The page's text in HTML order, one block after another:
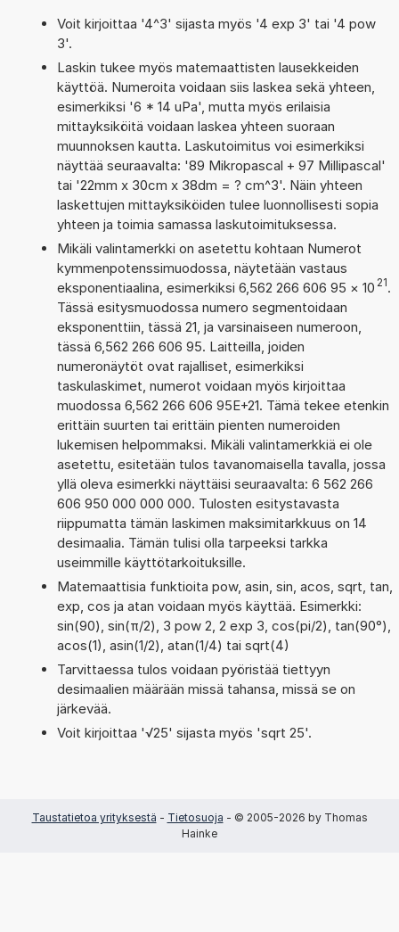
Voit kirjoittaa '4^3' sijasta myös '4 exp 3' tai '4 pow
3'.
Laskin tukee myös matemaattisten lausekkeiden
käyttöä. Numeroita voidaan siis laskea sekä yhteen,
esimerkiksi '6 * 14 uPa', mutta myös erilaisia
mittayksiköitä voidaan laskea yhteen suoraan
muunnoksen kautta. Laskutoimitus voi esimerkiksi
näyttää seuraavalta: '89 Mikropascal + 97 Millipascal'
tai '22mm x 30cm x 38dm = ? cm^3'. Näin yhteen
laskettujen mittayksiköiden tulee luonnollisesti sopia
yhteen ja toimia samassa laskutoimituksessa.
Mikäli valintamerkki on asetettu kohtaan Numerot
kymmenpotenssimuodossa, näytetään vastaus
eksponentiaalina, esimerkiksi 6,562 266 606 95 × 10 21.
Tässä esitysmuodossa numero segmentoidaan
eksponenttiin, tässä 21, ja varsinaiseen numeroon,
tässä 6,562 266 606 95. Laitteilla, joiden
numeronäytöt ovat rajalliset, esimerkiksi
taskulaskimet, numerot voidaan myös kirjoittaa
muodossa 6,562 266 606 95E+21. Tämä tekee etenkin
erittäin suurten tai erittäin pienten numeroiden
lukemisen helpommaksi. Mikäli valintamerkkiä ei ole
asetettu, esitetään tulos tavanomaisella tavalla, jossa
yllä oleva esimerkki näyttäisi seuraavalta: 6 562 266
606 950 000 000 000. Tulosten esitystavasta
riippumatta tämän laskimen maksimitarkkuus on 14
desimaalia. Tämän tulisi olla tarpeeksi tarkka
useimmille käyttötarkoituksille.
Matemaattisia funktioita pow, asin, sin, acos, sqrt, tan,
exp, cos ja atan voidaan myös käyttää. Esimerkki:
sin(90), sin(π/2), 3 pow 2, 2 exp 3, cos(pi/2), tan(90°),
acos(1), asin(1/2), atan(1/4) tai sqrt(4)
Tarvittaessa tulos voidaan pyöristää tiettyyn
desimaalien määrään missä tahansa, missä se on
järkevää.
Voit kirjoittaa '√25' sijasta myös 'sqrt 25'.
Taustatietoa yrityksestä - Tietosuoja - © 2005-2026 by Thomas
Hainke